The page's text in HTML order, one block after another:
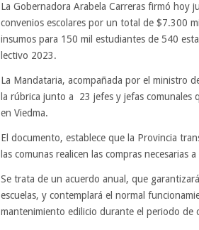
La Gobernadora Arabela Carreras firmó hoy
convenios escolares por un total de $7.300
insumos para 150 mil estudiantes de 540
lectivo 2023.
La Mandataria, acompañada por el ministro
la rúbrica junto a 23 jefes y jefas comunales
en Viedma.
El documento, establece que la Provincia
las comunas realicen las compras necesarias
Se trata de un acuerdo anual, que
escuelas, y contemplará el normal
mantenimiento edilicio durante el periodo de